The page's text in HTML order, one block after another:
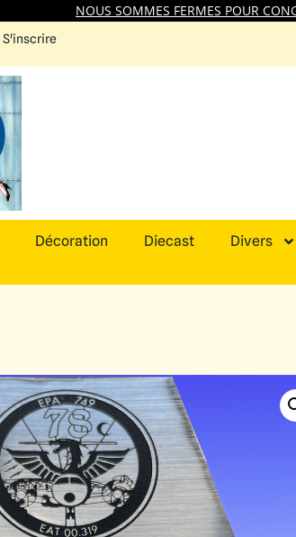
NOUS SOMMES FERMES POUR
S'inscrire
Décoration Diecast Divers